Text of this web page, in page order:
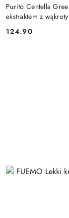
Purito Centella
ekstraktem z
Cena:
124.90